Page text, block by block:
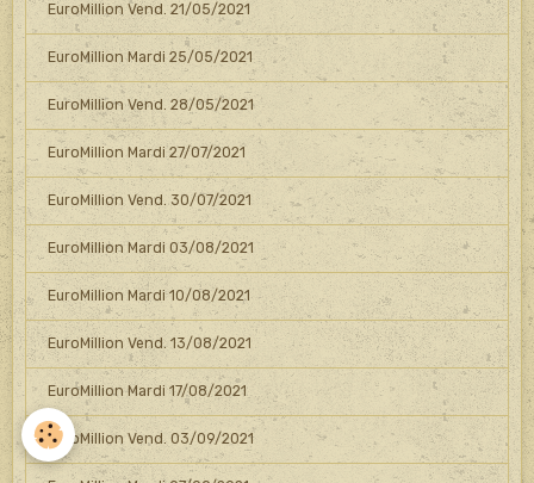
EuroMillion Vend. 21/05/2021
EuroMillion Mardi 25/05/2021
EuroMillion Vend. 28/05/2021
EuroMillion Mardi 27/07/2021
EuroMillion Vend. 30/07/2021
EuroMillion Mardi 03/08/2021
EuroMillion Mardi 10/08/2021
EuroMillion Vend. 13/08/2021
EuroMillion Mardi 17/08/2021
EuroMillion Vend. 03/09/2021